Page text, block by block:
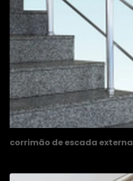
corrimão de escada externa